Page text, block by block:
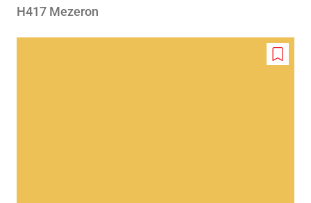
H417 Mezeron
Add